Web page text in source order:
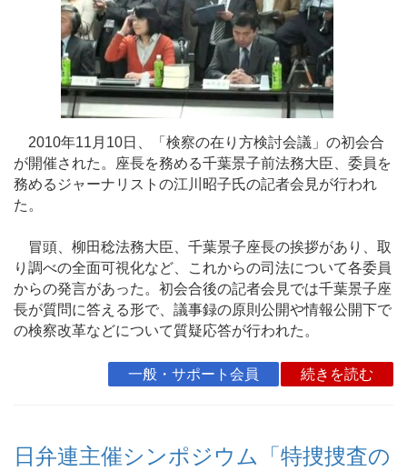
2010年11月10日、「検察の在り方検討会議」の初会合
が開催された。座長を務める千葉景子前法務大臣、委員を
務めるジャーナリストの江川昭子氏の記者会見が行われ
た。
冒頭、柳田稔法務大臣、千葉景子座長の挨拶があり、取
り調べの全面可視化など、これからの司法について各委員
からの発言があった。初会合後の記者会見では千葉景子座
長が質問に答える形で、議事録の原則公開や情報公開下で
の検察改革などについて質疑応答が行われた。
一般・サポート会員 続きを読む
日弁連主催シンポジウム「特捜捜査の